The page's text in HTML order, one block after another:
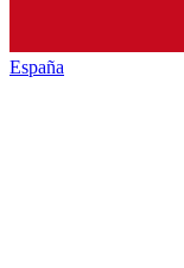
España